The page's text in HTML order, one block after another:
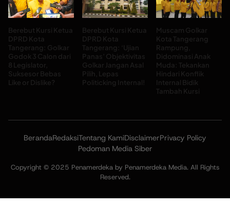
Berebut Kursi Ketua
DPRD Kota
Tangerang: Golkar
Godok 3 Calon dari
8 Legislator,
Suksesor Bebas
Like or Dislike?
Berebut Kursi Ketua
DPRD Kota
Tangerang: ‘Ujian
Panas’ Objektivitas
Golkar Jangan Asal
Pilih, Lepas
Politicking Internal!
Muscam Golkar
Kota Tangerang
Rampung,
Didominasi Anak
Muda: Tekankan
Hindari Konflik
Internal Bidik
Tambah Kursi
BerandaRedaksiTentang KamiDisclaimerPrivacy Policy
Pedoman Media Siber
Copyright © 2025 Penamerdeka by Penamerdeka Media. All Rights
Reserved.